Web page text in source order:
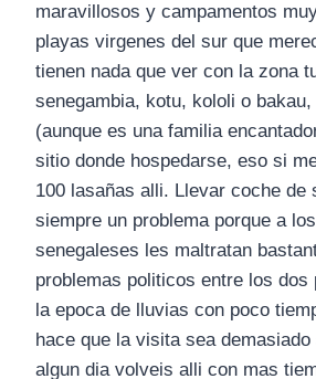
maravillosos y campamentos
playas virgenes del sur que
tienen nada que ver con la zona
senegambia, kotu, kololi o
(aunque es una familia
sitio donde hospedarse, eso si
100 lasañas alli. Llevar coche de
siempre un problema porque a
senegaleses les maltratan
problemas politicos entre los dos
la epoca de lluvias con poco
hace que la visita sea
algun dia volveis alli con mas